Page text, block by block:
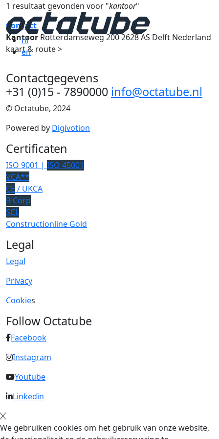
nl
en
1 resultaat gevonden voor "kantoor"
Contact
Kantoor Rotterdamseweg 200 2628 AS Delft Nederland
kaart & route >
Contactgegevens
+31 (0)15 - 7890000 info@octatube.nl
© Octatube, 2024
Powered by Digivotion
Certificaten
ISO 9001 | ISO 45001
VCA**
CE / UKCA
B Corp
SCL
Constructionline Gold
Legal
Legal
Privacy
Cookies
Follow Octatube
Facebook
Instagram
Youtube
Linkedin
We gebruiken cookies om het gebruik van onze website,